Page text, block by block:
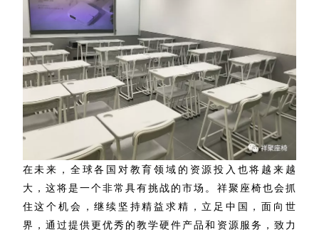
在未来，全球各国对教育领域的资源投入也将越来越
大，这将是一个非常具有挑战的市场。祥聚座椅也会抓
住这个机会，继续坚持精益求精，立足中国，面向世
界，通过提供更优秀的教学硬件产品和资源服务，致力